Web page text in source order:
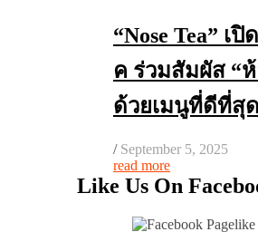
“Nose Tea” เ
ค ร่วมสัมผัส “
ด้วยเมนูที่ดีที่สุ
/ September 5, 2025
read more
Like Us On